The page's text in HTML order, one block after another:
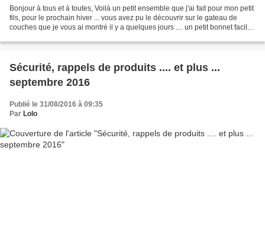
Bonjour à tous et à toutes, Voilà un petit ensemble que j'ai fait pour mon petit
fils, pour le prochain hiver ... vous avez pu le découvrir sur le gateau de
couches que je vous ai montré il y a quelques jours .... un petit bonnet facile
Sécurité, rappels de produits .... et plus ...
septembre 2016
Publié le 31/08/2016 à 09:35
Par Lolo